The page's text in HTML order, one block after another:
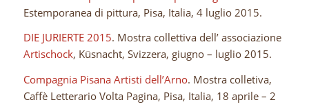
Estemporanea di pittura, Pisa, Italia, 4 luglio 2015.
DIE JURIERTE 2015. Mostra collettiva dell’ associazione
Artischock, Küsnacht, Svizzera, giugno – luglio 2015.
Compagnia Pisana Artisti dell’Arno. Mostra colletiva,
Caffè Letterario Volta Pagina, Pisa, Italia, 18 aprile – 2